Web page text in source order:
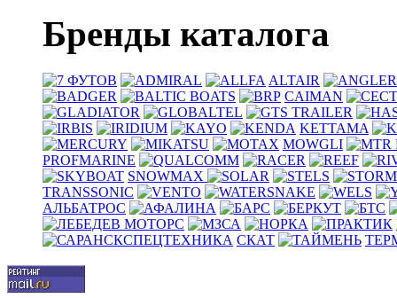
Бренды каталога
ALTAIR
CAIMAN
KETTAMA
MOWGLI
PROFMARINE
SNOWMAX
TRANSSONIC
АЛЬБАТРОС
СКАТ